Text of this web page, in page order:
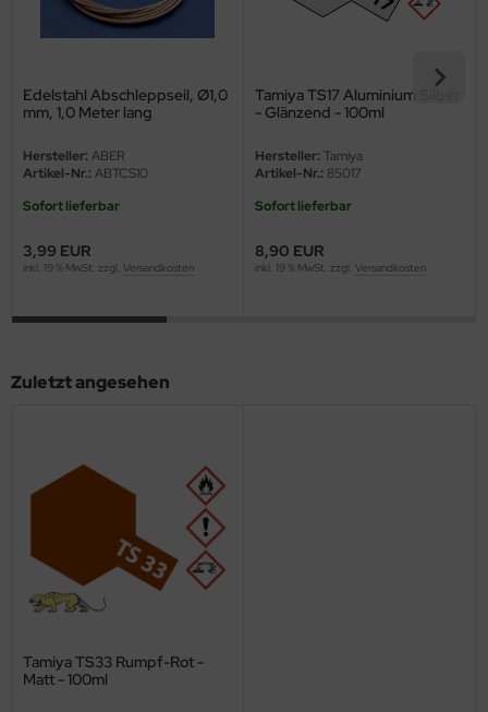
Edelstahl Abschleppseil, Ø1,0
mm, 1,0 Meter lang
Hersteller: ABER
Artikel-Nr.: ABTCS10
Sofort lieferbar
3,99 EUR
inkl. 19 % MwSt. zzgl. Versandkosten
Tamiya TS17 Aluminium Silber
- Glänzend - 100ml
Hersteller: Tamiya
Artikel-Nr.: 85017
Sofort lieferbar
8,90 EUR
inkl. 19 % MwSt. zzgl. Versandkosten
Zuletzt angesehen
Tamiya TS33 Rumpf-Rot -
Matt - 100ml
Model
Collections
Hawk Model
Model